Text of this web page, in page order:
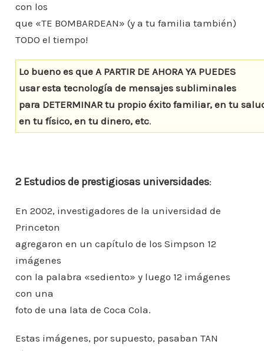
con los
que «TE BOMBARDEAN» (y a tu familia también)
TODO el tiempo!
Lo bueno es que A PARTIR DE AHORA YA PUEDES
usar esta tecnología de mensajes subliminales
para DETERMINAR tu propio éxito familiar, en tu
en tu físico, en tu dinero, etc.
2 Estudios de prestigiosas universidades:
En 2002, investigadores de la universidad de
Princeton
agregaron en un capítulo de los Simpson 12
imágenes
con la palabra «sediento» y luego 12 imágenes
con una
foto de una lata de Coca Cola.
Estas imágenes, por supuesto, pasaban TAN